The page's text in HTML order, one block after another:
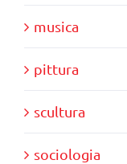
musica
pittura
scultura
sociologia